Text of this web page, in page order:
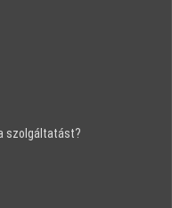
szolgáltatást?